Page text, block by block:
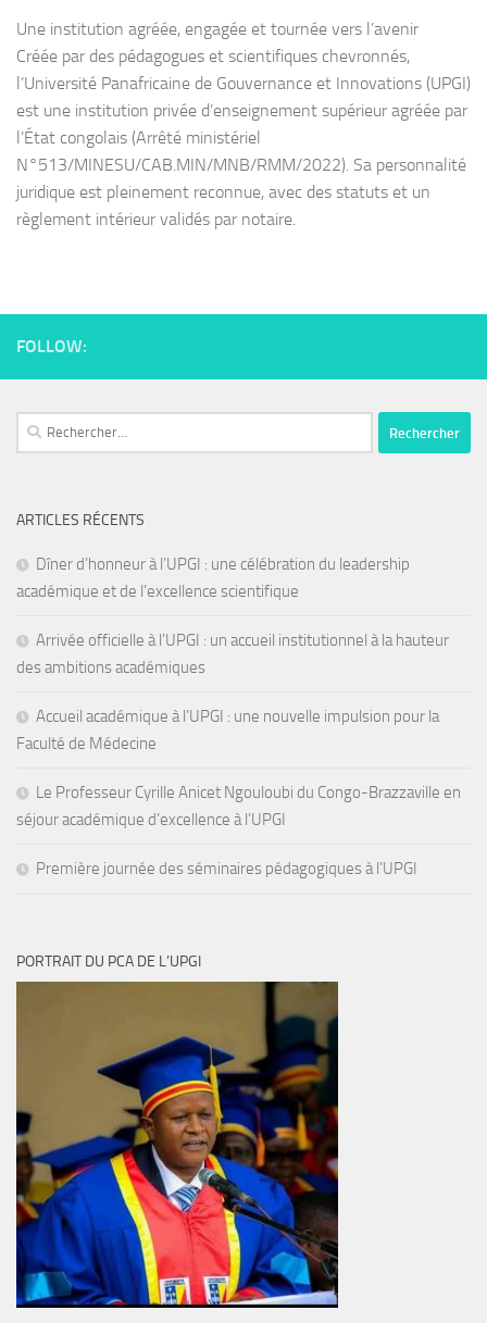
Une institution agréée, engagée et tournée vers l’avenir
Créée par des pédagogues et scientifiques chevronnés,
l’Université Panafricaine de Gouvernance et Innovations (UPGI)
est une institution privée d’enseignement supérieur agréée par
l’État congolais (Arrêté ministériel
N°513/MINESU/CAB.MIN/MNB/RMM/2022). Sa personnalité
juridique est pleinement reconnue, avec des statuts et un
règlement intérieur validés par notaire.
FOLLOW:
Rechercher :
ARTICLES RÉCENTS
Dîner d’honneur à l’UPGI : une célébration du leadership
académique et de l’excellence scientifique
Arrivée officielle à l’UPGI : un accueil institutionnel à la hauteur
des ambitions académiques
Accueil académique à l’UPGI : une nouvelle impulsion pour la
Faculté de Médecine
Le Professeur Cyrille Anicet Ngouloubi du Congo-Brazzaville en
séjour académique d’excellence à l’UPGI
Première journée des séminaires pédagogiques à l’UPGI
PORTRAIT DU PCA DE L’UPGI